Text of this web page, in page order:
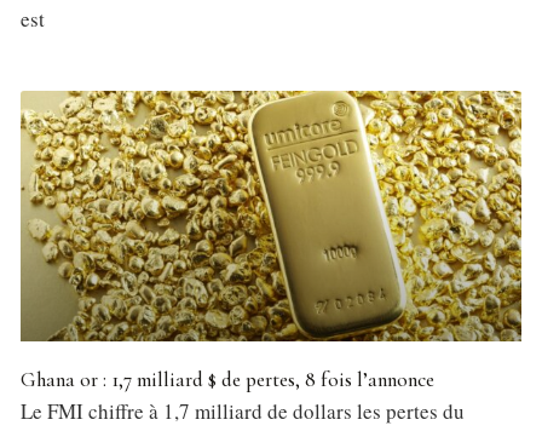
est
Ghana or : 1,7 milliard $ de pertes, 8 fois l’annonce
Le FMI chiffre à 1,7 milliard de dollars les pertes du